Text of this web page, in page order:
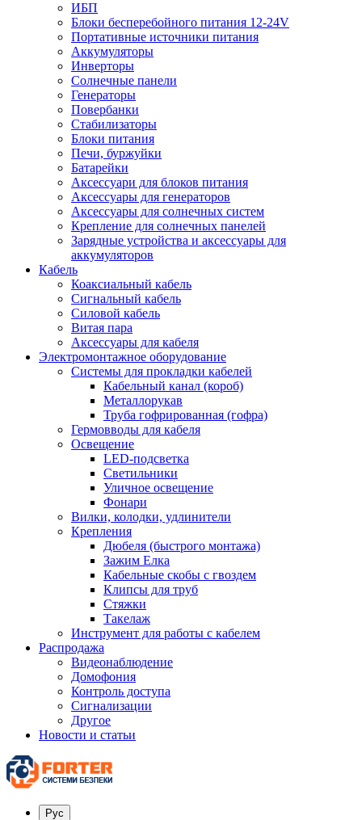
ИБП
Блоки бесперебойного питания 12-24V
Портативные источники питания
Аккумуляторы
Инверторы
Солнечные панели
Генераторы
Повербанки
Стабилизаторы
Блоки питания
Печи, буржуйки
Батарейки
Аксессуари для блоков питания
Аксессуары для генераторов
Аксессуары для солнечных систем
Крепление для солнечных панелей
Зарядные устройства и аксессуары для
аккумуляторов
Кабель
Коаксиальный кабель
Сигнальный кабель
Силовой кабель
Витая пара
Аксессуары для кабеля
Электромонтажное оборудование
Системы для прокладки кабелей
Кабельный канал (короб)
Металлорукав
Труба гофрированная (гофра)
Гермовводы для кабеля
Освещение
LED-подсветка
Светильники
Уличное освещение
Фонари
Вилки, колодки, удлинители
Крепления
Дюбеля (быстрого монтажа)
Зажим Елка
Кабельные скобы с гвоздем
Клипсы для труб
Стяжки
Такелаж
Инструмент для работы с кабелем
Распродажа
Видеонаблюдение
Домофония
Контроль доступа
Сигнализации
Другое
Новости и статьи
Рус